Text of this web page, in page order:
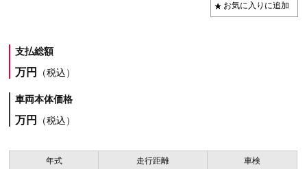
支払総額
万円 （税込）
車両本体価格
万円 （税込）
年式 走行距離 車検